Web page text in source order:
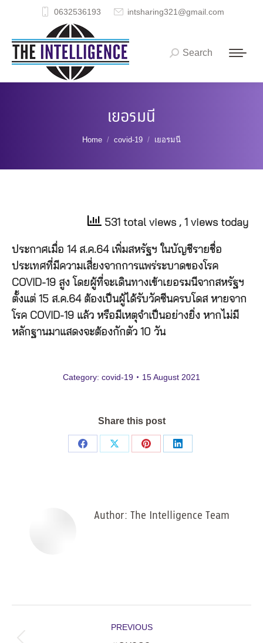
0632536193 intsharing321@gmail.com
Search:
Search
เยอรมนี
You are here:
Home covid-19 เยอรมนี
531 total views , 1 views today
ประกาศเมื่อ 14 ส.ค.64 เพิ่มสหรัฐฯ ในบัญชีรายชื่อ
ประเทศที่มีความเสี่ยงจากการแพร่ระบาดของโรค
COVID-19 สูง โดยผู้ที่จะเดินทางเข้าเยอรมนีจากสหรัฐฯ
ตั้งแต่ 15 ส.ค.64 ต้องเป็นผู้ได้รับวัคซีนครบโดส หายจาก
โรค COVID-19 แล้ว หรือมีเหตุจำเป็นอย่างยิ่ง หากไม่มี
หลักฐานมาแสดงจะต้องกักตัว 10 วัน
Category: covid-19 15 August 2021
Share this post
Share
Share
Share
Share
Author: The Intelligence Team
PREVIOUS